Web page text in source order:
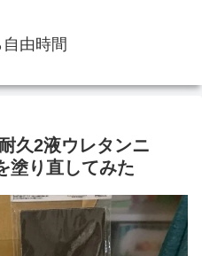
由時間
久2液ウレタンニ
塗り直してみた